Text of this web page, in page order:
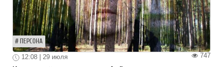
ПЕРСОНА
747
12:08 | 29 июля